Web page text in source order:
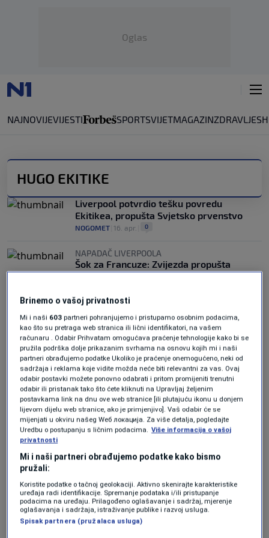
Oglas
NAJNOVIJEVIJESTI SPORTSVIJETMAGAZINZDRAVLJE
HUGO EKITIKE
Liverpool potvrdio tešku povredu
Ekitikea, propušta Svjetsko prvenstvo
NOGOMET 16. apr. 0
NAPADAČ LIVERPOOLA
Šok za Francuze: Zvijezda propušta
Svjetsko prvenstvo 2026
Horor vijesti za zvijezdu Liverpoola: Zbog
povrede protiv PSG-a propušta Mundijal,
na travnjak tek 2027. godine?
NOGOMET|15. apr.| 0
Šok za Francusku uoči SP-a: Zvijezda
Brinemo o vašoj privatnosti
Mi i naši 603 partneri pohranjujemo i pristupamo osobnim podacima,
kao što su pretraga web stranica ili lični identifikatori, na vašem
računaru . Odabir Prihvatam omogućava praćenje tehnologije kako bi se
pružila podrška dolje prikazanim svrhama na osnovu kojih mi i naši
partneri obrađujemo podatke Ukoliko je praćenje onemogućeno, neki od
sadržaja i reklama koje vidite možda neće biti relevantni za vas. Ovaj
odabir postavki možete ponovno odabrati i pritom promijeniti trenutni
odabir ili pristanak tako što ćete kliknuti na Upravljaj željenim
postavkama link na dnu ove web stranice [ili plutajuću ikonu u donjem
lijevom dijelu web stranice, ako je primjenjivo]. Vaš odabir će se
mijenjati u okviru našeg Wеб локација. Za više detalja, pogledajte
Uredbu o postupanju s ličnim podacima. Više informacija o vašoj
privatnosti
Mi i naši partneri obrađujemo podatke kako bismo
pružali:
Koristite podatke o tačnoj geolokaciji. Aktivno skenirajte karakteristike
uređaja radi identifikacije. Spremanje podataka i/ili pristupanje
podacima na uređaju. Prilagođeno oglašavanje i sadržaj, mjerenje
oglašavanja i sadržaja, istraživanje publike i razvoj usluga.
Spisak partnera (pružalaca usluga)